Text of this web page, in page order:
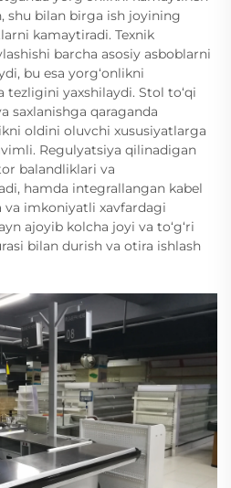
shu bilan birga ish joyining
kamaytiradi. Texnik
barcha asosiy asboblarni
bu esa yorg‘onlikni
tezligini yaxshilaydi. Stol to‘qi
saxlanishga qaraganda
oldini oluvchi xususiyatlarga
Regulyatsiya qilinadigan
balandliklari va
hamda integrallangan kabel
imkoniyatli xavfardagi
ajoyib kolcha joyi va to‘g‘ri
bilan durish va otira ishlash